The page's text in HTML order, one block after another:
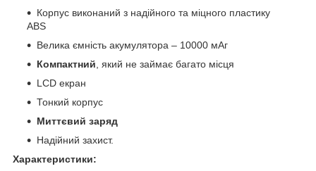
Корпус виконаний з надійного та міцного пластику
АBS
Велика ємність акумулятора – 10000 мАг
Компактний , який не займає багато місця
LCD екран
Тонкий корпус
Миттєвий заряд
Надійний захист.
Характеристики: